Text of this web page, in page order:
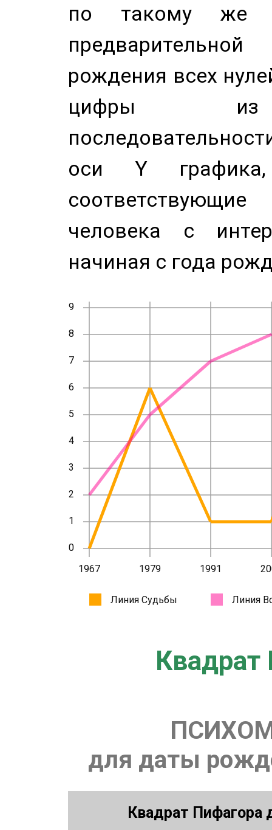
по такому же
рождения всех
цифры из
оси Y
человека с
начиная с года
Квадрат
для даты
Квадрат Пифагора